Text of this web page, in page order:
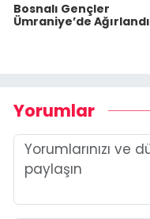
Bosnalı Gençler
Ümraniye’de Ağırlandı
Yorumlar